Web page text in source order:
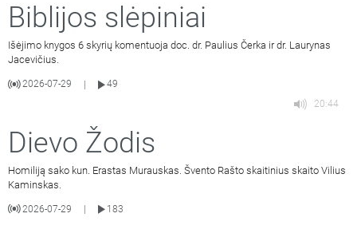
Biblijos slėpiniai
Išėjimo knygos 6 skyrių komentuoja doc. dr. Paulius Čerka ir dr. Laurynas
Jacevičius.
2026-07-29
49
20:44
Dievo Žodis
Homiliją sako kun. Erastas Murauskas. Švento Rašto skaitinius skaito Vilius
Kaminskas.
2026-07-29 183